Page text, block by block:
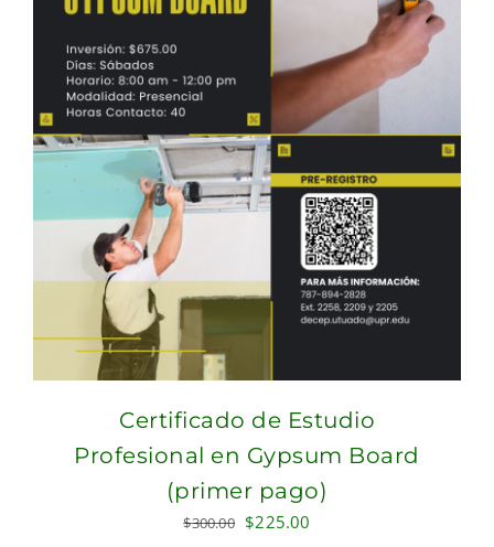
Certificado de Estudio
Profesional en Gypsum Board
(primer pago)
$300.00 Original
$225.00